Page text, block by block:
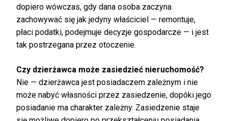
dopiero wówczas, gdy dana osoba zaczyna
zachowywać się jak jedyny właściciel — remontuje,
płaci podatki, podejmuje decyzje gospodarcze — i jest
tak postrzegana przez otoczenie.
Czy dzierżawca może zasiedzieć nieruchomość?
Nie — dzierżawca jest posiadaczem zależnym i nie
może nabyć własności przez zasiedzenie, dopóki jego
posiadanie ma charakter zależny. Zasiedzenie staje